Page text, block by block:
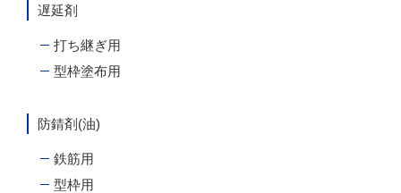
遅延剤
打ち継ぎ用
型枠塗布用
防錆剤(油)
鉄筋用
型枠用